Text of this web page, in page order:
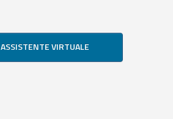
ASSISTENTE VIRTUALE